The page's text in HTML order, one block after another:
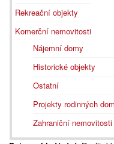
Rekreační objekty
Komerční nemovitosti
Nájemní domy
Historické objekty
Ostatní
Projekty rodinných
Zahraniční nemovitosti